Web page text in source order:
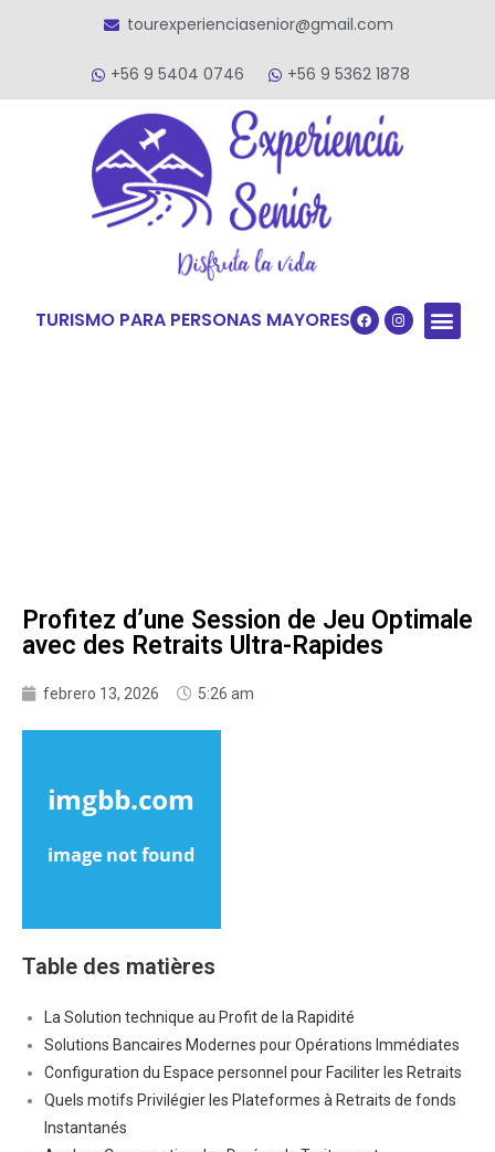
tourexperienciasenior@gmail.com
+56 9 5404 0746 +56 9 5362 1878
TURISMO PARA PERSONAS MAYORES
Profitez d’une Session de Jeu Optimale
avec des Retraits Ultra-Rapides
febrero 13, 2026 5:26 am
Table des matières
La Solution technique au Profit de la Rapidité
Solutions Bancaires Modernes pour Opérations Immédiates
Configuration du Espace personnel pour Faciliter les Retraits
Quels motifs Privilégier les Plateformes à Retraits de fonds
Instantanés